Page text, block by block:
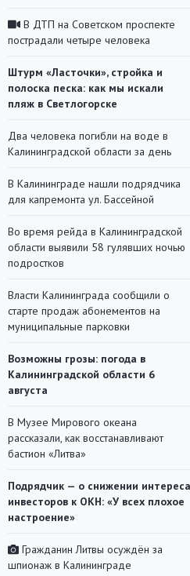
В ДТП на Советском проспекте
пострадали четыре человека
Штурм «Ласточки», стройка и
полоска песка: как мы искали
пляж в Светлогорске
Два человека погибли на воде в
Калининградской области за день
В Калининграде нашли подрядчика
для капремонта ул. Бассейной
Во время рейда в Калининградской
области выявили 58 гулявших ночью
подростков
Власти Калининграда сообщили о
старте продаж абонементов на
муниципальные парковки
Возможны грозы: погода в
Калининградской области 6
августа
В Музее Мирового океана
рассказали, как восстанавливают
бастион «Литва»
Подрядчик — о снижении интереса
инвесторов к ОКН: «У всех плохое
настроение»
Гражданин Литвы осуждён за
шпионаж в Калининграде